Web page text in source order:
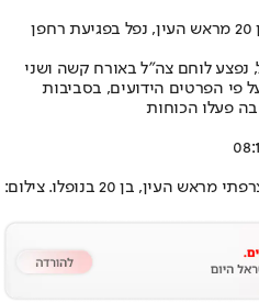
הותר לפרסום: סמ״ר אדם צרפתי, בן 20 מראש העין, נפל בפגיעת רחפן
נפצע לוחם צה"ל באורח קשה ושני
פי הפרטים הידועים, בסביבות
נפל בקרב בדרום לבנון. סמ"ר אדם צרפתי מראש העין, בן 20 בנופלו. צילום: